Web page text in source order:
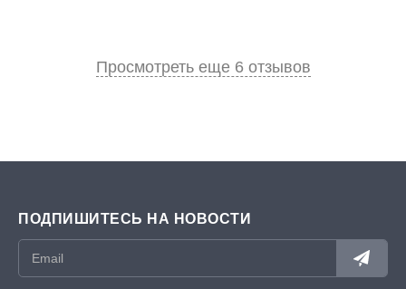
Просмотреть еще 6 отзывов
ПОДПИШИТЕСЬ НА НОВОСТИ